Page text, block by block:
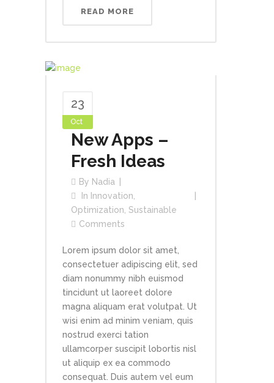
READ MORE
23
Oct
New Apps –
Fresh Ideas
By Nadia
In Innovation,
Optimization, Sustainable
Comments
Lorem ipsum dolor sit amet,
consectetuer adipiscing elit, sed
diam nonummy nibh euismod
tincidunt ut laoreet dolore
magna aliquam erat volutpat. Ut
wisi enim ad minim veniam, quis
nostrud exerci tation
ullamcorper suscipit lobortis nisl
ut aliquip ex ea commodo
consequat. Duis autem vel eum